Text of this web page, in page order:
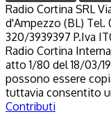
Radio Cortina SRL
d'Ampezzo (BL)
320/3939397 P.Iva
Radio Cortina
atto 1/80 del 18/03/
possono essere
tuttavia consentito
Contributi